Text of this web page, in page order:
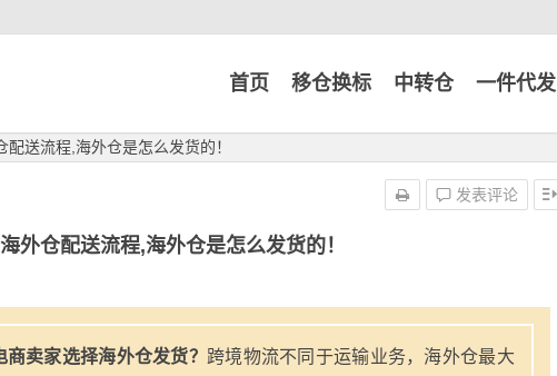
首页 移仓换标 中转仓 一件代发
配送流程,海外仓是怎么发货的！
外仓配送流程,海外仓是怎么发货的！
发表评论
卖家选择海外仓发货？ 跨境物流不同于运输业务，海外仓最大